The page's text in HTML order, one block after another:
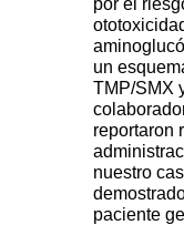
un
TMP/SMX
reportaron
nuestro
paciente